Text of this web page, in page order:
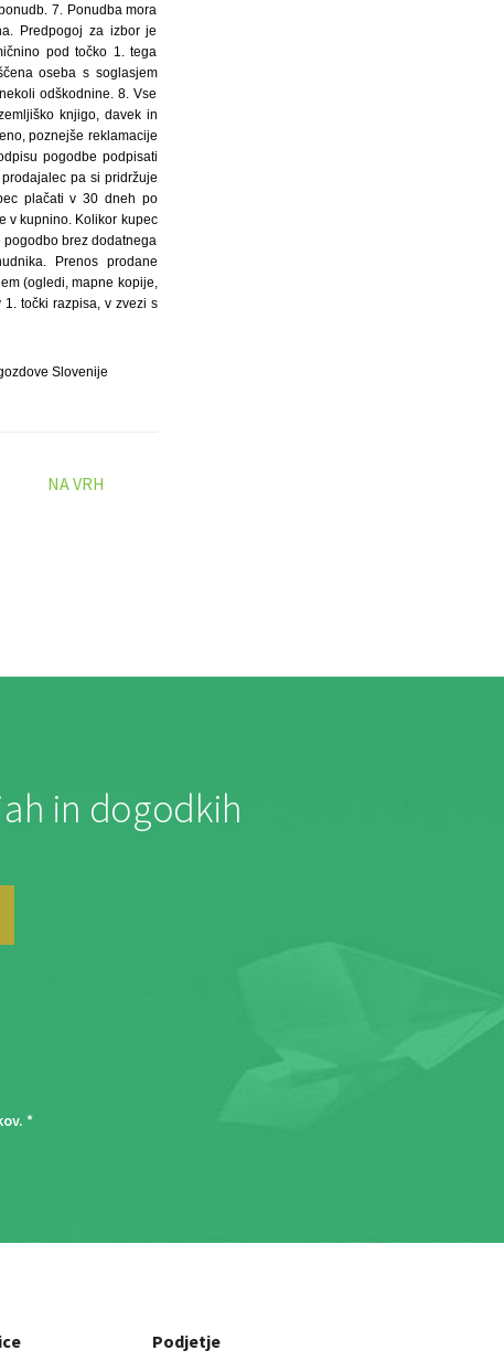
7. Ponudba mora
Predpogoj za izbor je
pod točko 1. tega
oseba s soglasjem
odškodnine. 8. Vse
knjigo, davek in
poznejše reklamacije
pogodbe podpisati
pa si pridržuje
plačati v 30 dneh po
v kupnino. Kolikor kupec
brez dodatnega
Prenos prodane
(ogledi, mapne kopije,
točki razpisa, v zvezi s
Slovenije
NA VRH
in dogodkih
. *
Podjetje